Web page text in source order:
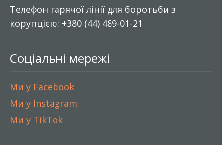
Телефон гарячої лінії для боротьби з
корупцією: +380 (44) 489-01-21
Соціальні мережі
Ми у Facebook
Ми у Instagram
Ми у TikTok